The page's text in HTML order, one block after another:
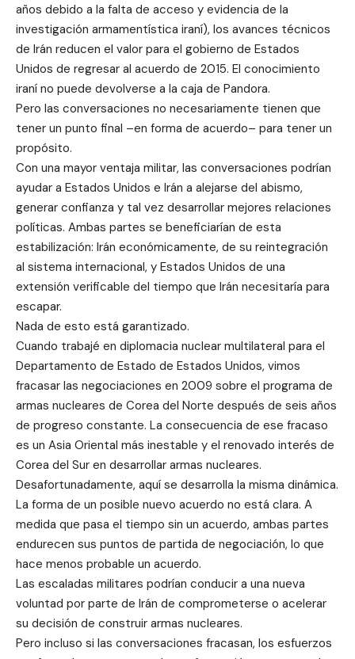
años debido a la falta de acceso y evidencia de la
investigación armamentística iraní), los avances técnicos
de Irán reducen el valor para el gobierno de Estados
Unidos de regresar al acuerdo de 2015. El conocimiento
iraní no puede devolverse a la caja de Pandora.
Pero las conversaciones no necesariamente tienen que
tener un punto final –en forma de acuerdo– para tener un
propósito.
Con una mayor ventaja militar, las conversaciones podrían
ayudar a Estados Unidos e Irán a alejarse del abismo,
generar confianza y tal vez desarrollar mejores relaciones
políticas. Ambas partes se beneficiarían de esta
estabilización: Irán económicamente, de su reintegración
al sistema internacional, y Estados Unidos de una
extensión verificable del tiempo que Irán necesitaría para
escapar.
Nada de esto está garantizado.
Cuando trabajé en diplomacia nuclear multilateral para el
Departamento de Estado de Estados Unidos, vimos
fracasar las negociaciones en 2009 sobre el programa de
armas nucleares de Corea del Norte después de seis años
de progreso constante. La consecuencia de ese fracaso
es un Asia Oriental más inestable y el renovado interés de
Corea del Sur en desarrollar armas nucleares.
Desafortunadamente, aquí se desarrolla la misma dinámica.
La forma de un posible nuevo acuerdo no está clara. A
medida que pasa el tiempo sin un acuerdo, ambas partes
endurecen sus puntos de partida de negociación, lo que
hace menos probable un acuerdo.
Las escaladas militares podrían conducir a una nueva
voluntad por parte de Irán de comprometerse o acelerar
su decisión de construir armas nucleares.
Pero incluso si las conversaciones fracasan, los esfuerzos